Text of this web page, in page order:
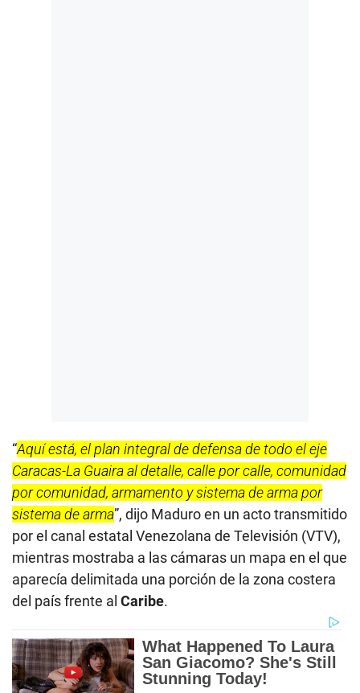
“Aquí está, el plan integral de defensa de todo el eje
Caracas-La Guaira al detalle, calle por calle, comunidad
por comunidad, armamento y sistema de arma por
sistema de arma”, dijo Maduro en un acto transmitido
por el canal estatal Venezolana de Televisión (VTV),
mientras mostraba a las cámaras un mapa en el que
aparecía delimitada una porción de la zona costera
del país frente al Caribe.